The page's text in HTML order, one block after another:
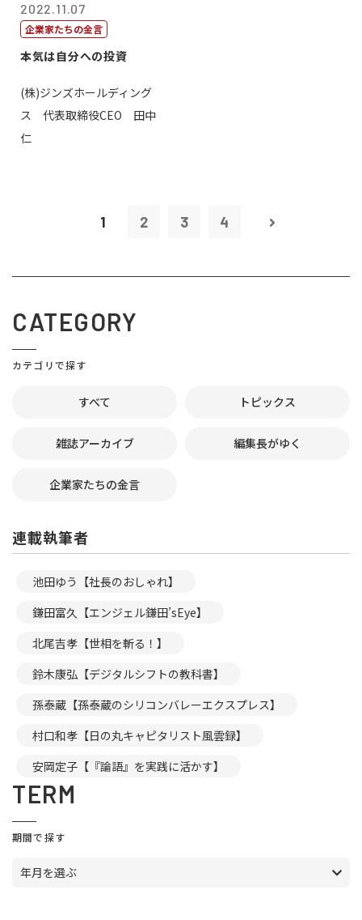
2022.11.07
企業家たちの金言
本気は自分への投資
(株)ジンズホールディング
ス 代表取締役CEO 田中
仁
1 2 3 4
CATEGORY
カテゴリで探す
すべて トピックス
雑誌アーカイブ 編集長がゆく
企業家たちの金言
連載執筆者
池田ゆう【社長のおしゃれ】
鎌田富久【エンジェル鎌田’sEye】
北尾吉孝【世相を斬る！】
鈴木康弘【デジタルシフトの教科書】
孫泰蔵【孫泰蔵のシリコンバレーエクスプレス】
村口和孝【日の丸キャピタリスト風雲録】
安岡定子【『論語』を実践に活かす】
TERM
期間で探す
年月を選ぶ